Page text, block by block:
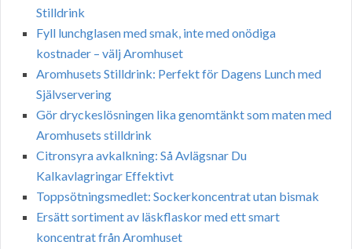
Stilldrink
Fyll lunchglasen med smak, inte med onödiga
kostnader – välj Aromhuset
Aromhusets Stilldrink: Perfekt för Dagens Lunch med
Självservering
Gör dryckeslösningen lika genomtänkt som maten med
Aromhusets stilldrink
Citronsyra avkalkning: Så Avlägsnar Du
Kalkavlagringar Effektivt
Toppsötningsmedlet: Sockerkoncentrat utan bismak
Ersätt sortiment av läskflaskor med ett smart
koncentrat från Aromhuset